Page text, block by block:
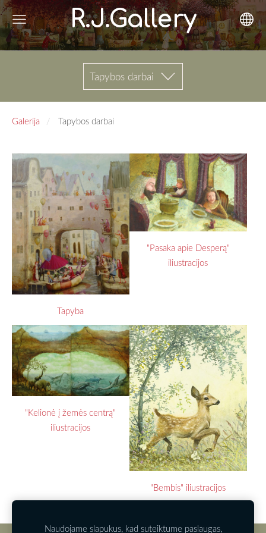
R.J.Gallery
Tapybos darbai
Galerija Tapybos darbai
Tapyba
"Pasaka apie Desperą"
iliustracijos
"Kelionė į žemės centrą"
iliustracijos
"Bembis" iliustracijos
Naudojame slapukus, kad suteiktume paslaugas,